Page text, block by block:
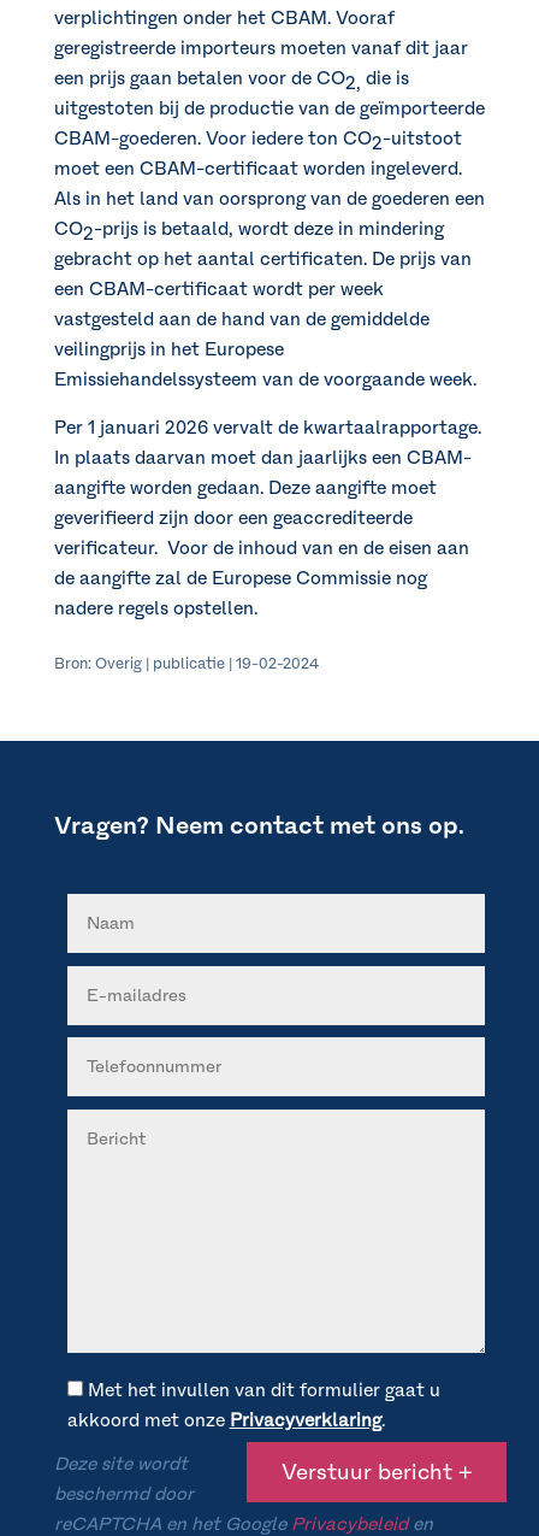
verplichtingen onder het CBAM. Vooraf
geregistreerde importeurs moeten vanaf dit jaar
een prijs gaan betalen voor de CO2, die is
uitgestoten bij de productie van de geïmporteerde
CBAM-goederen. Voor iedere ton CO2-uitstoot
moet een CBAM-certificaat worden ingeleverd.
Als in het land van oorsprong van de goederen een
CO2-prijs is betaald, wordt deze in mindering
gebracht op het aantal certificaten. De prijs van
een CBAM-certificaat wordt per week
vastgesteld aan de hand van de gemiddelde
veilingprijs in het Europese
Emissiehandelssysteem van de voorgaande week.
Per 1 januari 2026 vervalt de kwartaalrapportage.
In plaats daarvan moet dan jaarlijks een CBAM-
aangifte worden gedaan. Deze aangifte moet
geverifieerd zijn door een geaccrediteerde
verificateur. Voor de inhoud van en de eisen aan
de aangifte zal de Europese Commissie nog
nadere regels opstellen.
Bron: Overig | publicatie | 19-02-2024
Vragen? Neem contact met ons op.
Met het invullen van dit formulier gaat u
akkoord met onze Privacyverklaring.
Deze site wordt
beschermd door
reCAPTCHA en het Google Privacybeleiden